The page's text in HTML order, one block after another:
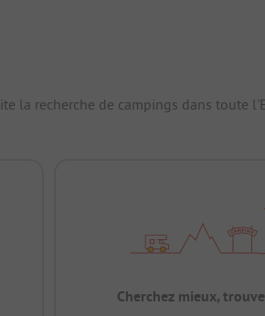
la recherche de campings dans toute
Cherchez mieux,